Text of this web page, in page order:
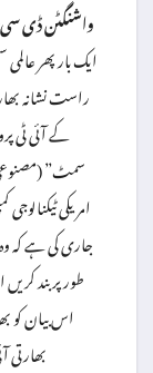
واشنگٹن ڈی
ایک بار پھر
راست نشانہ
کے آئی ٹی
سمٹ”
امریکی
جاری کی ہے کہ
طور پر بند
اس بیان کو
بھارتی